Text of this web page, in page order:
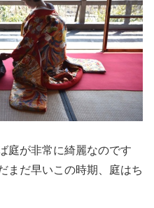
庭が非常に綺麗なのです
まだ早いこの時期、庭はち